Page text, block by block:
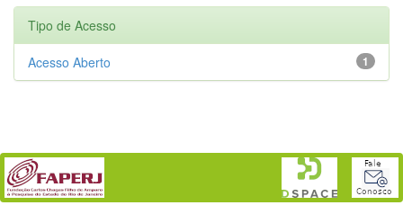
Tipo de Acesso
1
Acesso Aberto